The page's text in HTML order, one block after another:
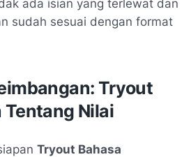
ada isian yang terlewat dan
sudah sesuai dengan format
Tryout
Tentang Nilai
Tryout Bahasa